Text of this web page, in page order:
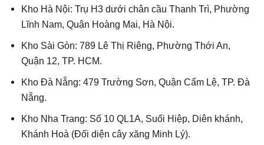
Kho Hà Nội: Trụ H3 dưới chân cầu Thanh Trì, Phường
Lĩnh Nam, Quận Hoàng Mai, Hà Nội.
Kho Sài Gòn: 789 Lê Thị Riêng, Phường Thới An,
Quận 12, TP. HCM.
Kho Đà Nẵng: 479 Trường Sơn, Quận Cẩm Lệ, TP. Đà
Nẵng.
Kho Nha Trang: Số 10 QL1A, Suối Hiệp, Diên khánh,
Khánh Hoà (Đối diện cây xăng Minh Lý).